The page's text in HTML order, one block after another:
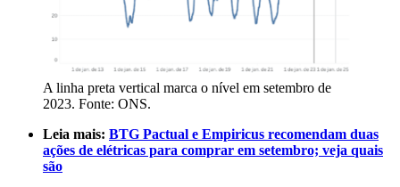
A linha preta vertical marca o nível em setembro de
2023. Fonte: ONS.
Leia mais: BTG Pactual e Empiricus recomendam duas
ações de elétricas para comprar em setembro; veja quais
são